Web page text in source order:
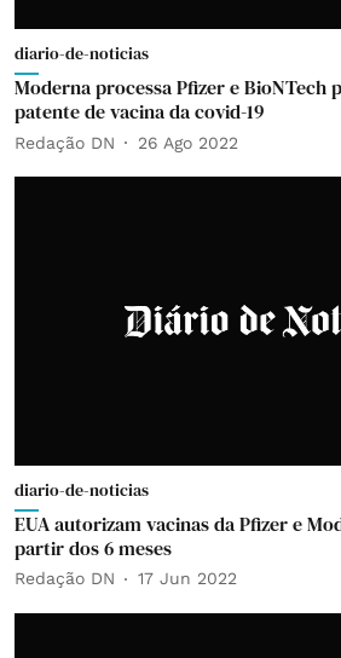
diario-de-noticias
Moderna processa Pfizer e BioNTech
patente de vacina da covid-19
Redação DN 26 Ago 2022
diario-de-noticias
EUA autorizam vacinas da Pfizer e
partir dos 6 meses
Redação DN 17 Jun 2022